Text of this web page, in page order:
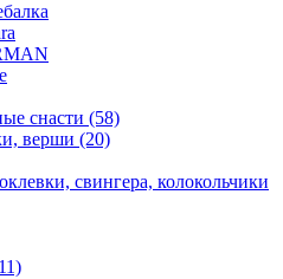
снасти (58)
верши (20)
свингера, колокольчики